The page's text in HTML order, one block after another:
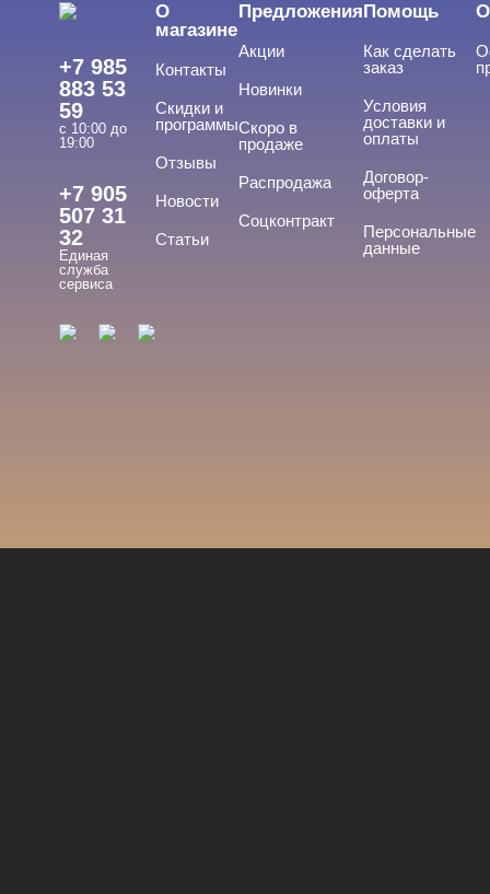
+7 985
883 53
59
с 10:00 до
19:00
+7 905
507 31
32
Единая
служба
сервиса
О
магазине
Контакты
Скидки и
программы
Отзывы
Новости
Статьи
Предложения
Акции
Новинки
Скоро в
продаже
Распродажа
Соцконтракт
Помощь
Как сделать
заказ
Условия
доставки и
оплаты
Договор-
оферта
Персональные
данные